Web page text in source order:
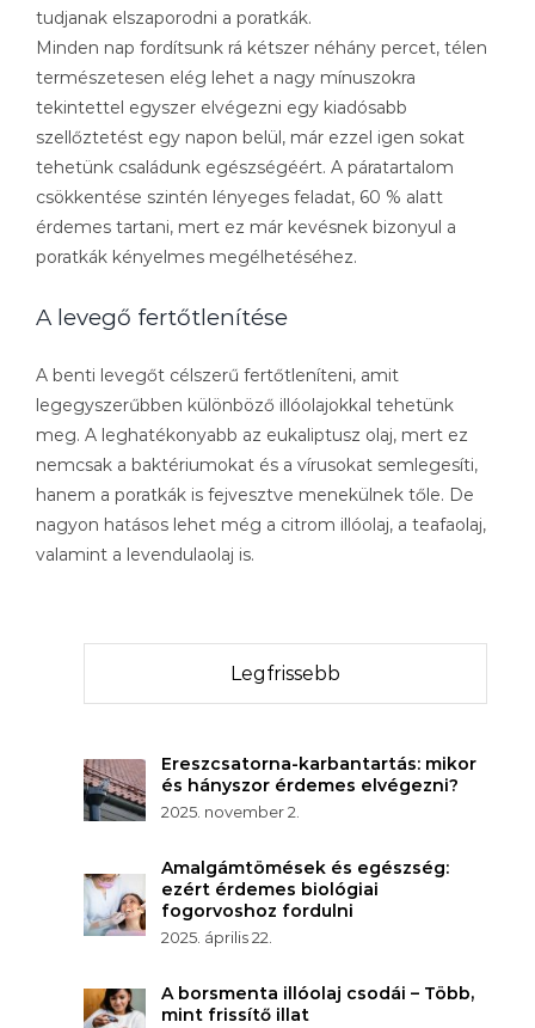
tudjanak elszaporodni a poratkák.
Minden nap fordítsunk rá kétszer néhány percet, télen
természetesen elég lehet a nagy mínuszokra
tekintettel egyszer elvégezni egy kiadósabb
szellőztetést egy napon belül, már ezzel igen sokat
tehetünk családunk egészségéért. A páratartalom
csökkentése szintén lényeges feladat, 60 % alatt
érdemes tartani, mert ez már kevésnek bizonyul a
poratkák kényelmes megélhetéséhez.
A levegő fertőtlenítése
A benti levegőt célszerű fertőtleníteni, amit
legegyszerűbben különböző illóolajokkal tehetünk
meg. A leghatékonyabb az eukaliptusz olaj, mert ez
nemcsak a baktériumokat és a vírusokat semlegesíti,
hanem a poratkák is fejvesztve menekülnek tőle. De
nagyon hatásos lehet még a citrom illóolaj, a teafaolaj,
valamint a levendulaolaj is.
Legfrissebb
Ereszcsatorna-karbantartás: mikor
és hányszor érdemes elvégezni?
2025. november 2.
Amalgámtömések és egészség:
ezért érdemes biológiai
fogorvoshoz fordulni
2025. április 22.
A borsmenta illóolaj csodái – Több,
mint frissítő illat